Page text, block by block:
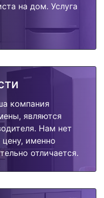
на дом. Услуга
компания
являются
Нам нет
именно
отличается.